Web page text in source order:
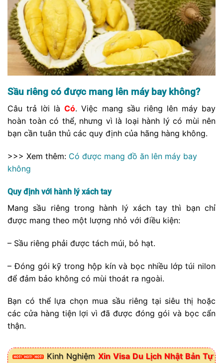
Sầu riêng có được mang lên máy bay không?
Câu trả lời làCó. Việc mang sầu riêng lên máy bay
hoàn toàn có thể, nhưng vì là loại hành lý có mùi nên
bạn cần tuân thủ các quy định của hãng hàng không.
>>> Xem thêm: Có được mang đồ ăn lên máy bay
không
Quy định với hành lý xách tay
Mang sầu riêng trong hành lý xách tay thì bạn chỉ
được mang theo một lượng nhỏ với điều kiện:
– Sầu riêng phải được tách múi, bỏ hạt.
– Đóng gói kỹ trong hộp kín và bọc nhiều lớp túi nilon
để đảm bảo không có mùi thoát ra ngoài.
Bạn có thể lựa chọn mua sầu riêng tại siêu thị hoặc
các cửa hàng tiện lợi vì đã được đóng gói và bọc cẩn
thận.
Kinh Nghiệm Xin Visa Du Lịch Nhật Bản Tự